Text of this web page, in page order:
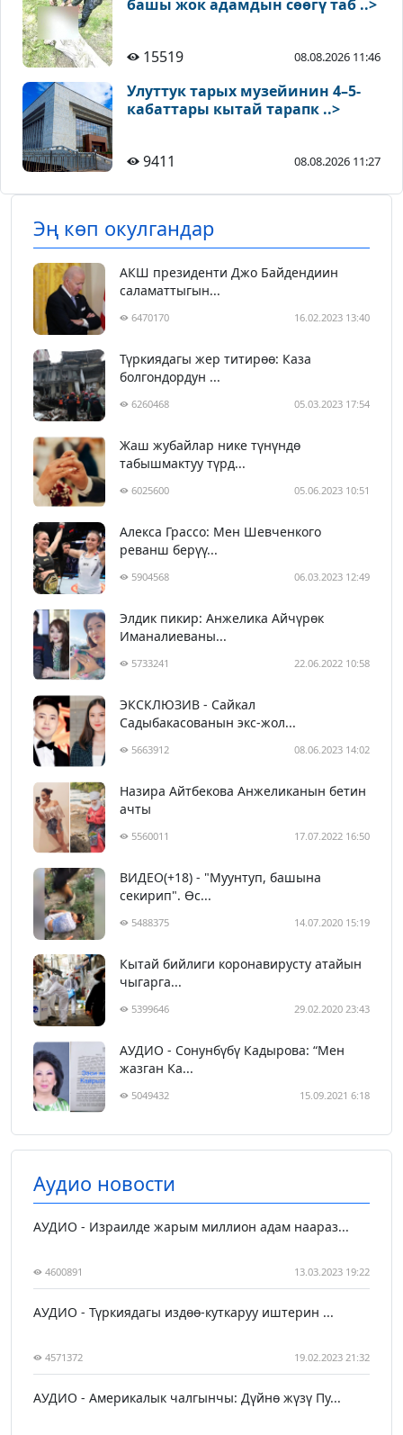
башы жок адамдын сөөгү таб ..>
15519 08.08.2026 11:46
Улуттук тарых музейинин 4–5-
кабаттары кытай тарапк ..>
9411 08.08.2026 11:27
Эң көп окулгандар
АКШ президенти Джо Байдендиин
саламаттыгын...
6470170 16.02.2023 13:40
Түркиядагы жер титирөө: Каза
болгондордун ...
6260468 05.03.2023 17:54
Жаш жубайлар нике түнүндө
табышмактуу түрд...
6025600 05.06.2023 10:51
Алекса Грассо: Мен Шевченкого
реванш берүү...
5904568 06.03.2023 12:49
Элдик пикир: Анжелика Айчүрөк
Иманалиеваны...
5733241 22.06.2022 10:58
ЭКСКЛЮЗИВ - Сайкал
Садыбакасованын экс-жол...
5663912 08.06.2023 14:02
Назира Айтбекова Анжеликанын бетин
ачты
5560011 17.07.2022 16:50
ВИДЕО(+18) - "Муунтуп, башына
секирип". Өс...
5488375 14.07.2020 15:19
Кытай бийлиги коронавирусту атайын
чыгарга...
5399646 29.02.2020 23:43
АУДИО - Сонунбүбү Кадырова: “Мен
жазган Ка...
5049432 15.09.2021 6:18
Аудио новости
АУДИО - Израилде жарым миллион адам наараз...
4600891 13.03.2023 19:22
АУДИО - Түркиядагы издөө-куткаруу иштерин ...
4571372 19.02.2023 21:32
АУДИО - Америкалык чалгынчы: Дүйнө жүзү Пу...